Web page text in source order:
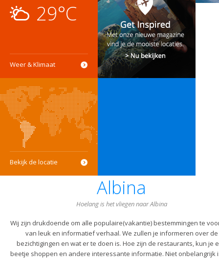
29°C
Weer & Klimaat
Bekijk de locatie
Albina
Hoelang is het vliegen naar Albina
Wij zijn drukdoende om alle populaire(vakantie) bestemmingen te
van leuk en informatief verhaal. We zullen je informeren over de
bezichtigingen en wat er te doen is. Hoe zijn de restaurants, kun je
beetje shoppen en andere interessante informatie. Niet onbelangrijk